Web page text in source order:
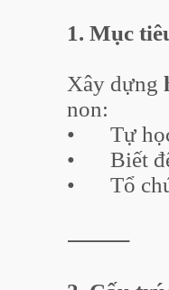
1. Mục
Xây dựng
non:
•
Tự
•
Biết
•
Tổ
⸻